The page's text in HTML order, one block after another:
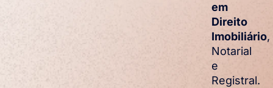
em
Direito
Imobiliário,
Notarial
e
Registral.